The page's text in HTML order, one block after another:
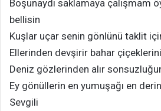
Boşunaydı saklamaya çalışmam
bellisin
Kuşlar uçar senin gönlünü taklit
Ellerinden devşirir bahar çiçeklerini
Deniz gözlerinden alır
Ey gönüllerin en yumuşağı en
Sevgili